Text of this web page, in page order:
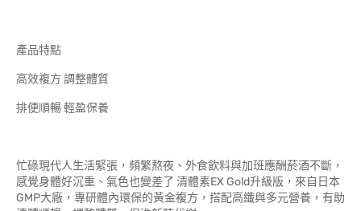
產品特點
高效複方 調整體質
排便順暢 輕盈保養
忙碌現代人生活緊張，頻繁熬夜、外食飲料與加班應酬菸酒不斷，
感覺身體好沉重、氣色也變差了 清體素EX Gold升級版，來自日本
GMP大廠，專研體內環保的黃金複方，搭配高纖與多元營養，有助